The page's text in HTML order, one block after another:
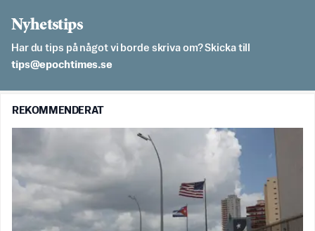
Nyhetstips
Har du tips på något vi borde skriva om? Skicka till
es.semithcope@spit
REKOMMENDERAT